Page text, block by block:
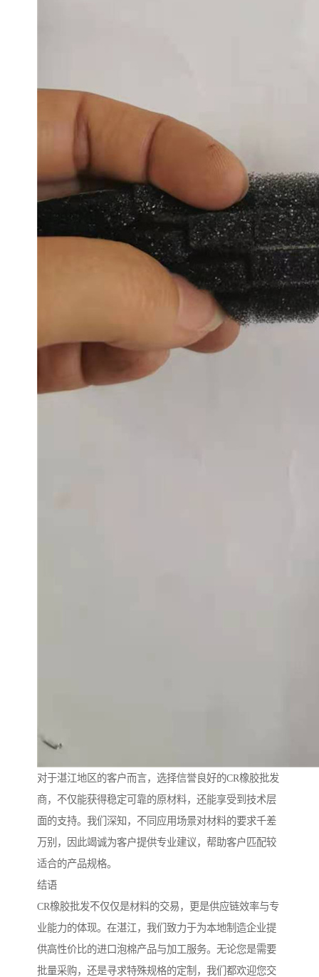
对于湛江地区的客户而言，选择信誉良好的CR橡胶批发
商，不仅能获得稳定可靠的原材料，还能享受到技术层
面的支持。我们深知，不同应用场景对材料的要求千差
万别，因此竭诚为客户提供专业建议，帮助客户匹配较
适合的产品规格。
结语
CR橡胶批发不仅仅是材料的交易，更是供应链效率与专
业能力的体现。在湛江，我们致力于为本地制造企业提
供高性价比的进口泡棉产品与加工服务。无论您是需要
批量采购，还是寻求特殊规格的定制，我们都欢迎您交